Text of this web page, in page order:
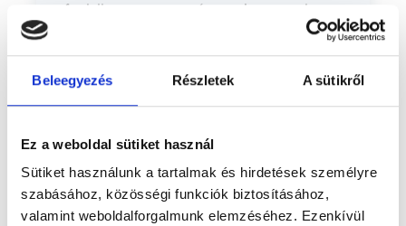
Beleegyezés Részletek A sütikről
Ez a weboldal sütiket használ
Sütiket használunk a tartalmak és hirdetések személyre
szabásához, közösségi funkciók biztosításához,
valamint weboldalforgalmunk elemzéséhez. Ezenkívül
foglalkozom a mozgásszervi panaszok
gyógyításával, különös hangsúlyt fektetve a
Előző* Szakorvos jelölt (rezidens): általános orvosi oklevéllel rendelkező
orvos, aki jogszabályok szerinti szakorvosi szakképesítés
felelősséggel tartozik és azt közvetlenül felügyeli az egészségügyi
szakorvosjelölt önállóan láthat el feladatokat. A foglaljorvost.hu
felelősségét kizárja esetleges névazonosságért bármely szakorvos